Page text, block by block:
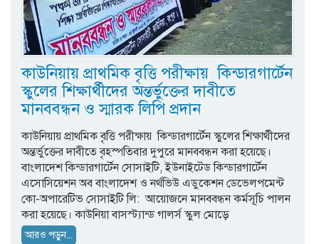
কাউনিয়ায় প্রাথমিক বৃত্তি পরীক্ষায় কিন্ডারগার্টেন
স্কুলের শিক্ষার্থীদের অন্তর্ভুক্তের দাবীতে
মানববন্ধন ও স্মারক লিপি প্রদান
কাউনিয়ায় প্রাথমিক বৃত্তি পরীক্ষায় কিন্ডারগার্টেন স্কুলের শিক্ষার্থীদের
অন্তর্ভুক্তের দাবীতে বৃহস্পতিবার দুপুরে মানববন্ধন করা হয়েছে।
বাংলাদেশ কিন্ডারগার্টেন সোসাইটি, ইউনাইটেড কিন্ডারগার্টেন
এসোসিয়েশন অব বাংলাদেশ ও নর্থভিউ এডুকেশন ডেভেলপমেন্ট
কো-অপারেটিভ সোসাইটি লি: আয়োজনে মানববন্ধন কর্মসূচি পালন
করা হয়েছে। কাউনিয়া বাসস্ট্যান্ড গালর্স স্কুল মোড়ে
আরও পড়ুন...